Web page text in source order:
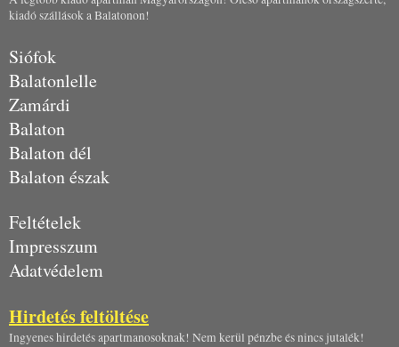
kiadó szállások a Balatonon!
Siófok
Balatonlelle
Zamárdi
Balaton
Balaton dél
Balaton észak
Feltételek
Impresszum
Adatvédelem
Hirdetés feltöltése
Ingyenes hirdetés apartmanosoknak! Nem kerül pénzbe és nincs jutalék!